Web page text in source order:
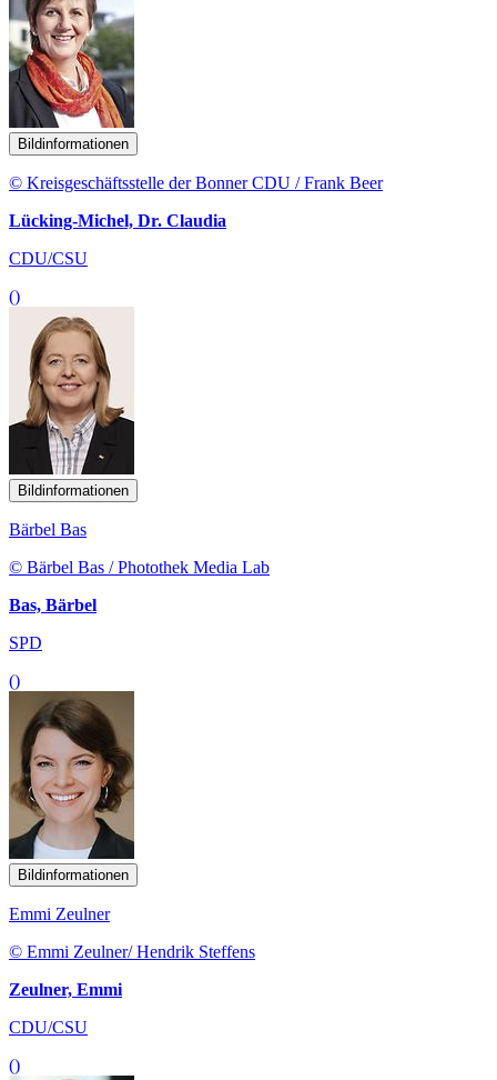
Bildinformationen
© Kreisgeschäftsstelle der Bonner CDU / Frank Beer
Lücking-Michel, Dr. Claudia
CDU/CSU
()
Bildinformationen
Bärbel Bas
© Bärbel Bas / Photothek Media Lab
Bas, Bärbel
SPD
()
Bildinformationen
Emmi Zeulner
© Emmi Zeulner/ Hendrik Steffens
Zeulner, Emmi
CDU/CSU
()